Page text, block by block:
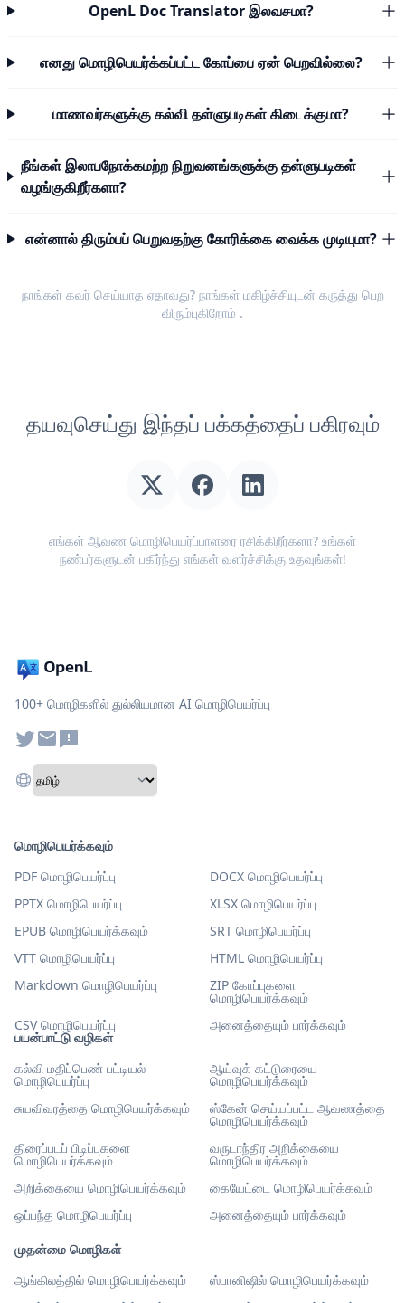
OpenL Doc Translator இலவசமா?
எனது மொழிபெயர்க்கப்பட்ட கோப்பை ஏன் பெறவில்லை?
மாணவர்களுக்கு கல்வி தள்ளுபடிகள் கிடைக்குமா?
நீங்கள் இலாபநோக்கமற்ற நிறுவனங்களுக்கு தள்ளுபடிகள்
வழங்குகிறீர்களா?
என்னால் திரும்பப் பெறுவதற்கு கோரிக்கை வைக்க முடியுமா?
நாங்கள் கவர் செய்யாத ஏதாவது? நாங்கள் மகிழ்ச்சியுடன் கருத்து பெற
விரும்புகிறோம் .
தயவுசெய்து இந்தப் பக்கத்தைப் பகிரவும்
எங்கள் ஆவண மொழிபெயர்ப்பாளரை ரசிக்கிறீர்களா? உங்கள்
நண்பர்களுடன் பகிர்ந்து எங்கள் வளர்ச்சிக்கு உதவுங்கள்!
100+ மொழிகளில் துல்லியமான AI மொழிபெயர்ப்பு
பயன்பாட்டு வழிகள்
கல்வி மதிப்பெண் பட்டியல்
மொழிபெயர்ப்பு
ஆய்வுக் கட்டுரையை
மொழிபெயர்க்கவும்
சுயவிவரத்தை மொழிபெயர்க்கவும்
ஸ்கேன் செய்யப்பட்ட ஆவணத்தை
மொழிபெயர்க்கவும்
திரைப்படப் பிடிப்புகளை
மொழிபெயர்க்கவும்
வருடாந்திர அறிக்கையை
மொழிபெயர்க்கவும்
அறிக்கையை மொழிபெயர்க்கவும்
கையேட்டை மொழிபெயர்க்கவும்
ஒப்பந்த மொழிபெயர்ப்பு
அனைத்தையும் பார்க்கவும்
முதன்மை மொழிகள்
ஆங்கிலத்தில் மொழிபெயர்க்கவும்
ஸ்பானிஷில் மொழிபெயர்க்கவும்
மொழிபெயர்க்கவும்
PDF மொழிபெயர்ப்பு
DOCX மொழிபெயர்ப்பு
PPTX மொழிபெயர்ப்பு
XLSX மொழிபெயர்ப்பு
EPUB மொழிபெயர்க்கவும்
SRT மொழிபெயர்ப்பு
VTT மொழிபெயர்ப்பு
HTML மொழிபெயர்ப்பு
Markdown மொழிபெயர்ப்பு
ZIP கோப்புகளை
மொழிபெயர்க்கவும்
CSV மொழிபெயர்ப்பு
அனைத்தையும் பார்க்கவும்